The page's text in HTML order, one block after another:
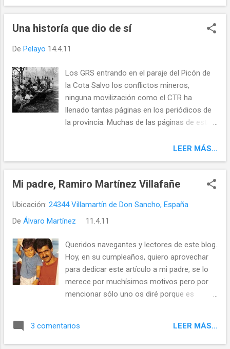
grabarnos al estilo de este videoclip, saliendo de
Necesitamos que metais en vuestra maleta o
de ropa llamativa, gafas y demás complementos
y observeis bien los bailes de este videoclip para
poder dejaros llevar luego ante las cámaras:
ANIMAROS A PARTICIPAR, será muy divertido y
el resultado final después del montaje del video
un recuerdo para toda la vida.
Una historía que dio de sí
De Pelayo 14.4.11
Los GRS entrando en el paraje del Picón de
la Cota Salvo los conflictos mineros,
ninguna movilización como el CTR ha
llenado tantas páginas en los periódicos de
la provincia. Muchas de las páginas de esta
durante ese tiempo se crearon conflictos
de vista. Afortunadamente estas diferencias
se han ido limando año a año por parte de
superación. Y es que una vez transcurrido
varios años, quedarse anclado en el pasado
pueblo tan pequeño que tiene que luchar por
mantenerse lo más unido posible. Así
resume La crónica de León los
acontecimientos que se alargaron durante
años en torno al problema de las basuras de
LEER MÁS...
Mi padre, Ramiro Martínez Villafañe
Ubicación: 24344 Villamartín de Don Sancho, España
De Álvaro Martínez 11.4.11
Queridos navegantes y lectores de este blog.
Hoy, en su cumpleaños, quiero aprovechar
para dedicar este artículo a mi padre, se lo
merece por muchísimos motivos pero por
mencionar sólo uno os diré porque es
internautas) existan. Y eso es porque é l
siempre imprimía autentica pasión por las
3 comentarios LEER MÁS...